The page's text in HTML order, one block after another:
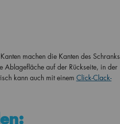
machen die Kanten des Schranks
Ablagefläche auf der Rückseite, in der
kann auch mit einem Click-Clack-